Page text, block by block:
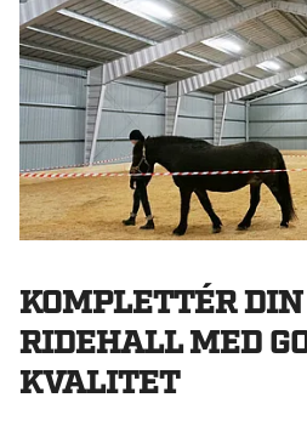
KOMPLETTÉR
RIDEHALL MED
KVALITET